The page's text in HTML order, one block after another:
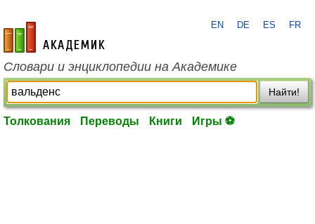
academic.ru
EN DE ES FR
Словари и энциклопедии на Академике
Найти!
Толкования Переводы Книги Игры ⚽